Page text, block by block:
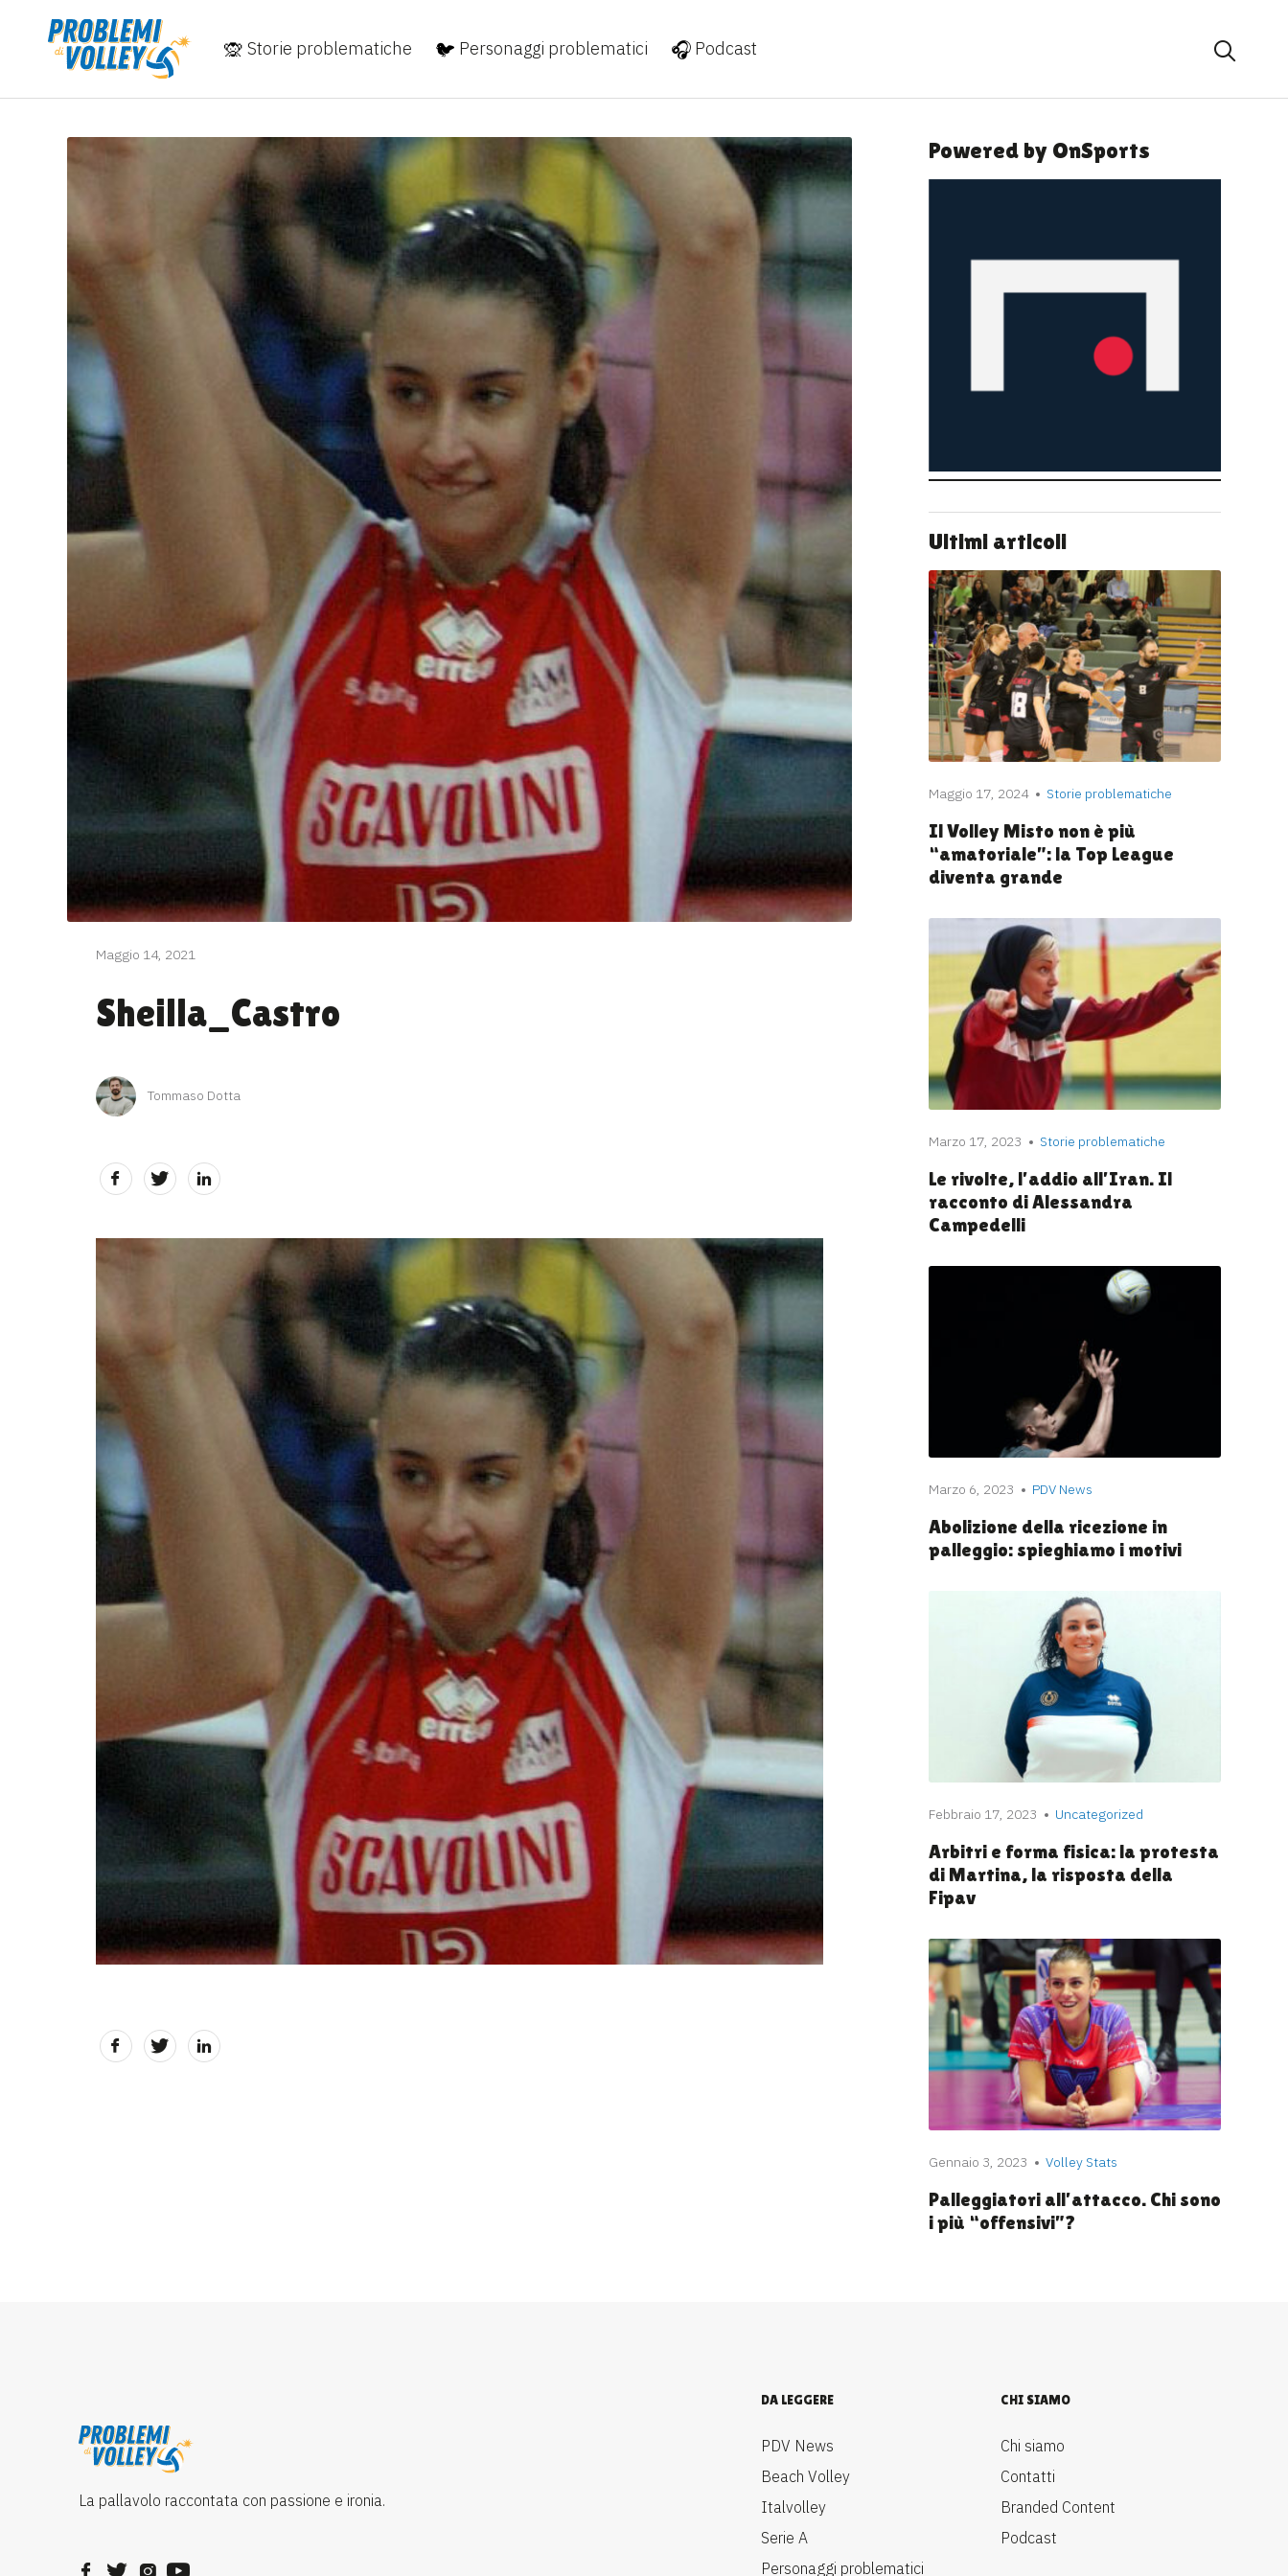
Storie problematiche Personaggi problematici Podcast
Maggio 14, 2021
Sheilla_Castro
Tommaso Dotta
Powered by OnSports
Ultimi articoli
Maggio 17, 2024 Storie problematiche
Il Volley Misto non è più
“amatoriale”: la Top League
diventa grande
Marzo 17, 2023 Storie problematiche
Le rivolte, l’addio all’Iran. Il
racconto di Alessandra
Campedelli
Marzo 6, 2023 PDV News
Abolizione della ricezione in
palleggio: spieghiamo i motivi
Febbraio 17, 2023 Uncategorized
Arbitri e forma fisica: la protesta
di Martina, la risposta della
Fipav
Gennaio 3, 2023 Volley Stats
Palleggiatori all’attacco. Chi sono
i più “offensivi”?
La pallavolo raccontata con passione e ironia.
DA LEGGERE
PDV News
Beach Volley
Italvolley
Serie A
Personaggi problematici
CHI SIAMO
Chi siamo
Contatti
Branded Content
Podcast